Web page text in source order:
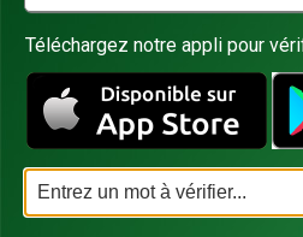
Téléchargez notre appli pour